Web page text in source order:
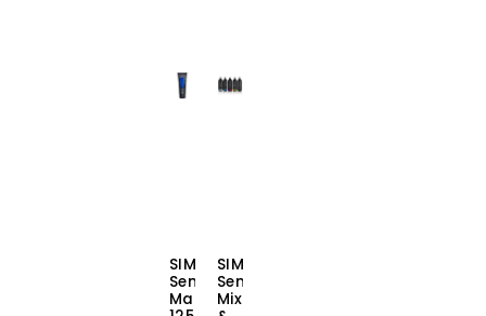
SIM
SensiDo
Match
SIM
SensiDO
Mix